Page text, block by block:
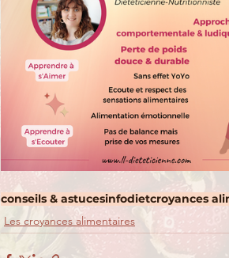
conseils & astucesinfodietcroyances
Les croyances alimentaires